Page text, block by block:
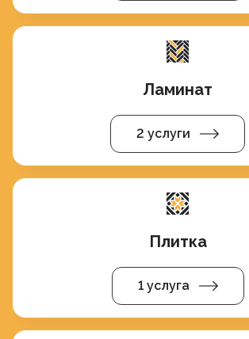
Ламинат
2 услуги
Плитка
1 услуга